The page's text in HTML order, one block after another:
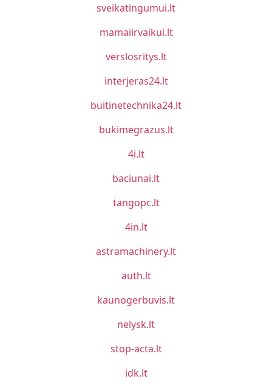
sveikatingumui.lt
mamaiirvaikui.lt
verslosritys.lt
interjeras24.lt
buitinetechnika24.lt
bukimegrazus.lt
4i.lt
baciunai.lt
tangopc.lt
4in.lt
astramachinery.lt
auth.lt
kaunogerbuvis.lt
nelysk.lt
stop-acta.lt
idk.lt